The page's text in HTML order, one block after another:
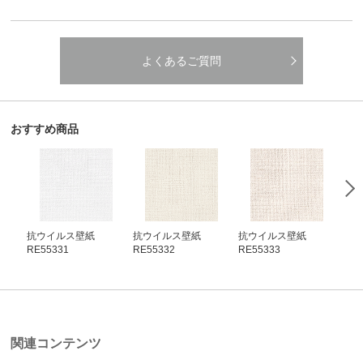
よくあるご質問
おすすめ商品
抗ウイルス壁紙
RE55331
抗ウイルス壁紙
RE55332
抗ウイルス壁紙
RE55333
関連コンテンツ